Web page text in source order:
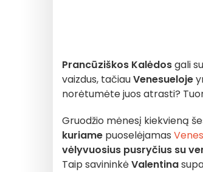
Prancūziškos Kalėdosgali
vaizdus, tačiauVenesueloje
norėtumėte juos atrasti?
Gruodžio mėnesį kiekvieną
kuriame puoselėjamas
vėlyvuosius pusryčius su
Taip savininkėValentina